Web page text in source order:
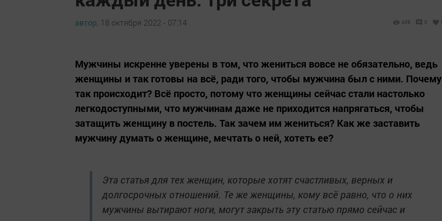
автор, 18 октября 2022 - 07:14 406 0
Мужчины искренне уверены в том, что жениться вовсе не обязательно, ведь
женщины и так готовы на всё, ради того, чтобы мужчина был с ними. Почему
так происходит? Всё просто, потому что женщины сейчас стали настолько
легкодоступными, что мужчинам даже не приходится напрягаться, чтобы
затащить женщину в постель. Так зачем им жениться? Как же заставить
мужчину думать о женщине, мечтать о ней, хотеть ее?
Эта статья для тех женщин, которые хотят счастливых, верных и
долгосрочных отношений. Те же женщины, кому всё равно, что о них
мужчины вытирают ноги, могут закрыть эту статью прямо сейчас и